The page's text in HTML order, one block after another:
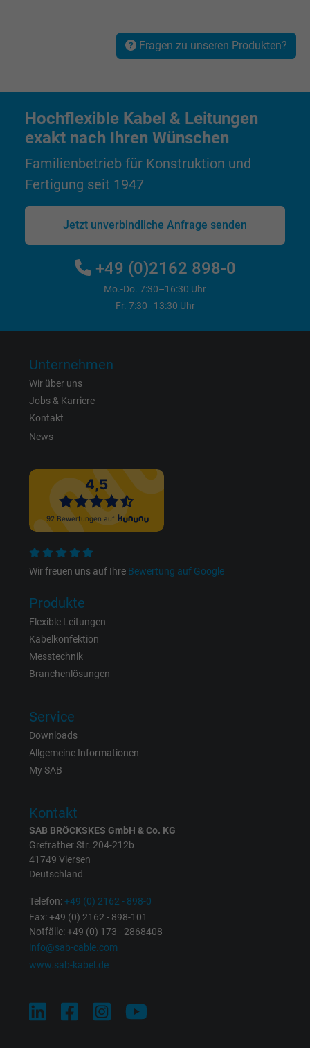
xs, Facebook Pixel
Zweck
Cookie von Facebook für Website-Analyse,
Anzeigenausrichtung und
Fragen zu unseren Produkten?
Hochflexible Kabel & Leitungen
exakt nach Ihren Wünschen
Familienbetrieb für Konstruktion und
Fertigung seit 1947
Jetzt unverbindliche Anfrage senden
+49 (0)2162 898-0
Mo.-Do. 7:30–16:30 Uhr
Fr. 7:30–13:30 Uhr
Unternehmen
Wir über uns
Jobs & Karriere
Kontakt
News
Wir freuen uns auf Ihre Bewertung auf Google
Produkte
Flexible Leitungen
Kabelkonfektion
Messtechnik
Branchenlösungen
Service
Downloads
Allgemeine Informationen
My SAB
Kontakt
SAB BRÖCKSKES GmbH & Co. KG
Grefrather Str. 204-212b
41749 Viersen
Deutschland
Telefon:+49 (0) 2162 - 898-0
Fax: +49 (0) 2162 - 898-101
Notfälle: +49 (0) 173 - 2868408
info@sab-cable.com
www.sab-kabel.de